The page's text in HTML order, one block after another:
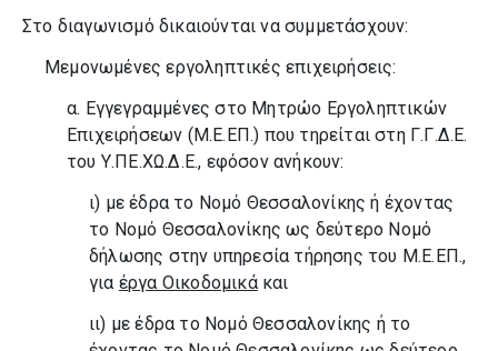
Στο διαγωνισμό δικαιούνται να συμμετάσχουν:
Μεμονωμένες εργοληπτικές επιχειρήσεις:
α. Εγγεγραμμένες στο Μητρώο Εργοληπτικών
Επιχειρήσεων (Μ.Ε.ΕΠ.) που τηρείται στη Γ.Γ.Δ.Ε.
του Υ.ΠΕ.ΧΩ.Δ.Ε., εφόσον ανήκουν:
ι) με έδρα το Νομό Θεσσαλονίκης ή έχοντας
το Νομό Θεσσαλονίκης ως δεύτερο Νομό
δήλωσης στην υπηρεσία τήρησης του Μ.Ε.ΕΠ.,
για έργα Οικοδομικάκαι
ιι) με έδρα το Νομό Θεσσαλονίκης ή το